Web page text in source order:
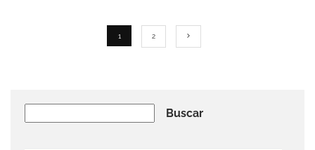
1 2
Buscar